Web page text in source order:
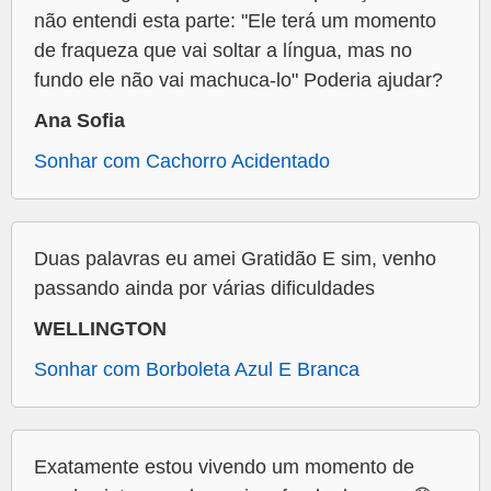
não entendi esta parte: "Ele terá um momento
de fraqueza que vai soltar a língua, mas no
fundo ele não vai machuca-lo" Poderia ajudar?
Ana Sofia
Sonhar com Cachorro Acidentado
Duas palavras eu amei Gratidão E sim, venho
passando ainda por várias dificuldades
WELLINGTON
Sonhar com Borboleta Azul E Branca
Exatamente estou vivendo um momento de